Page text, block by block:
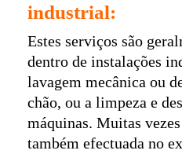
industrial:
Estes serviços são
dentro de instalações
lavagem mecânica ou
chão, ou a limpeza e
máquinas. Muitas
também efectuada no